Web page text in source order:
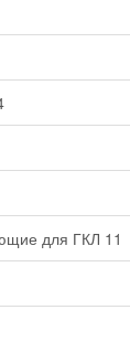
для ГКЛ 11